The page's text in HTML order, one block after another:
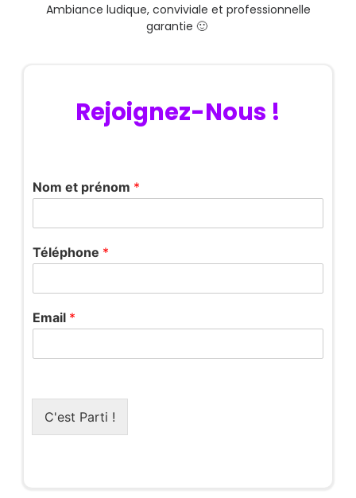
Ambiance ludique, conviviale et professionnelle
garantie 🙂
Rejoignez-Nous !
Nom et prénom *
*
N
m
t
Téléphone *
Email *
C'est Parti !